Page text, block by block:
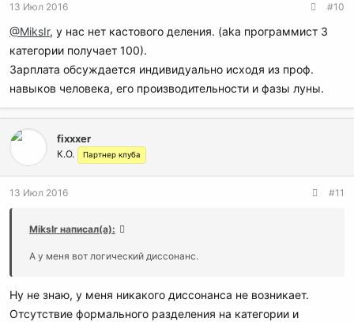
13 Июл 2016 #10
@MiksIr, у нас нет кастового деления. (aka программист 3
категории получает 100).
Зарплата обсуждается индивидуально исходя из проф.
навыков человека, его производительности и фазы луны.
fixxxer
К.О. Партнер клуба
13 Июл 2016 #11
MiksIr написал(а):
А у меня вот логический диссонанс.
Ну не знаю, у меня никакого диссонанса не возникает.
Отсутствие формального разделения на категории и